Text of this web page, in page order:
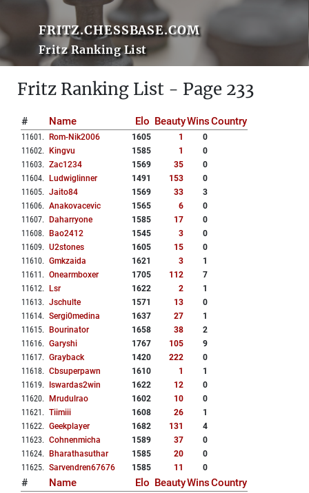
FRITZ.CHESSBASE.COM
Fritz Ranking List
Fritz Ranking List - Page 233
# Name Elo BeautyWinsCountry
11601 . Rom-Nik2006 1605 1
0
11602. Kingvu 1585 1
0
11603. Zac1234 1569 35
0
11604. Ludwiglinner 1491 153
0
11605. Jaito84 1569 33
3
11606. Anakovacevic 1565 6
0
11607. Daharryone 1585 17
0
11608. Bao2412 1545 3
0
11609. U2stones 1605 15
0
11610. Gmkzaida 1621 3
1
11611 . Onearmboxer 1705 112
7
11612. Lsr 1622 2
1
11613. Jschulte 1571 13
0
11614. Sergi0medina 1637 27
1
11615. Bourinator 1658 38
2
11616. Garyshi 1767 105
9
11617. Grayback 1420 222
0
11618. Cbsuperpawn 1610 1
1
11619. Iswardas2win 1622 12
0
11620. Mrudulrao 1602 10
0
11621 . Tiimiii 1608 26
1
11622. Geekplayer 1682 131
4
11623. Cohnenmicha 1589 37
0
11624. Bharathasuthar 1585 20
0
11625. Sarvendren67676 1585 11 0
# Name Elo BeautyWinsCountry